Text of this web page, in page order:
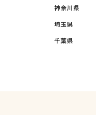
神奈川県
埼玉県
千葉県